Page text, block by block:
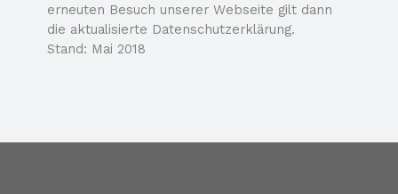
erneuten Besuch unserer Webseite gilt dann
die aktualisierte Datenschutzerklärung.
Stand: Mai 2018